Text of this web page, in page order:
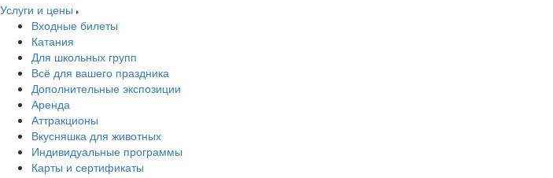
Услуги и цены
Входные билеты
Катания
Для школьных групп
Всё для вашего праздника
Дополнительные экспозиции
Аренда
Аттракционы
Вкусняшка для животных
Индивидуальные программы
Карты и сертификаты